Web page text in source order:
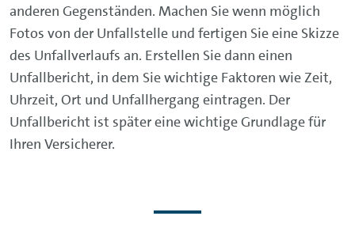
anderen Gegenständen. Machen Sie wenn möglich
Fotos von der Unfallstelle und fertigen Sie eine Skizze
des Unfallverlaufs an. Erstellen Sie dann einen
Unfallbericht, in dem Sie wichtige Faktoren wie Zeit,
Uhrzeit, Ort und Unfallhergang eintragen. Der
Unfallbericht ist später eine wichtige Grundlage für
Ihren Versicherer.